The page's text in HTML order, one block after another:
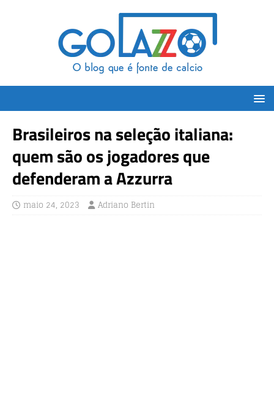
Brasileiros na seleção italiana:
quem são os jogadores que
defenderam a Azzurra
maio 24, 2023 Adriano Bertin